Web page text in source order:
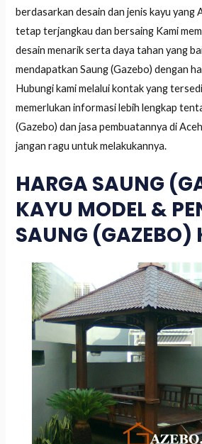
berdasarkan desain dan jenis kayu yang
tetap terjangkau dan bersaing Kami
desain menarik serta daya tahan yang
mendapatkan Saung (Gazebo) dengan
Hubungi kami melalui kontak yang
memerlukan informasi lebih lengkap
(Gazebo) dan jasa pembuatannya di
jangan ragu untuk melakukannya.
HARGA SAUNG
KAYU MODEL &
SAUNG (GAZEBO)